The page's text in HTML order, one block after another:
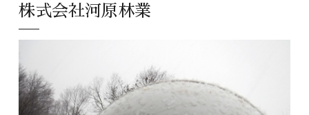
株式会社河原林業